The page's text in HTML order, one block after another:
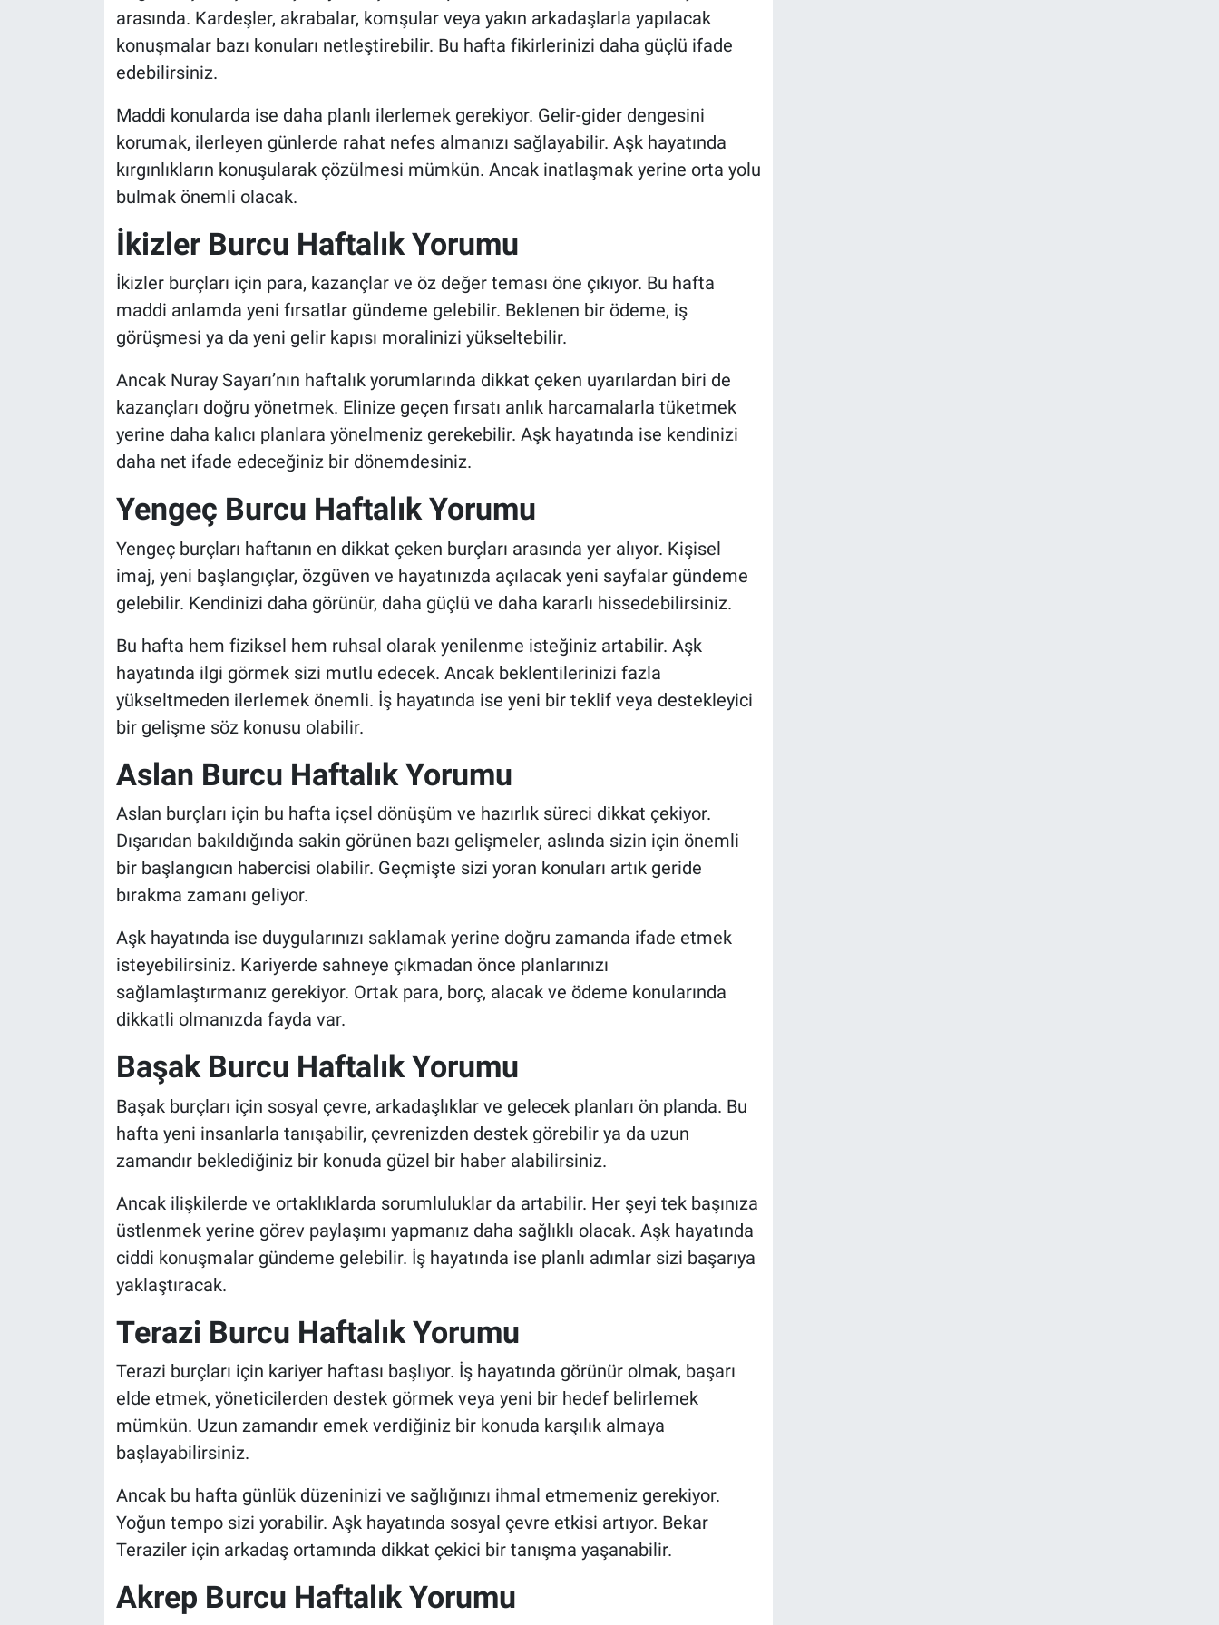
arasında. Kardeşler, akrabalar, komşular veya yakın arkadaşlarla yapılacak
konuşmalar bazı konuları netleştirebilir. Bu hafta fikirlerinizi daha güçlü ifade
edebilirsiniz.
Maddi konularda ise daha planlı ilerlemek gerekiyor. Gelir-gider dengesini
korumak, ilerleyen günlerde rahat nefes almanızı sağlayabilir. Aşk hayatında
kırgınlıkların konuşularak çözülmesi mümkün. Ancak inatlaşmak yerine orta yolu
bulmak önemli olacak.
İkizler Burcu Haftalık Yorumu
İkizler burçları için para, kazançlar ve öz değer teması öne çıkıyor. Bu hafta
maddi anlamda yeni fırsatlar gündeme gelebilir. Beklenen bir ödeme, iş
görüşmesi ya da yeni gelir kapısı moralinizi yükseltebilir.
Ancak Nuray Sayarı’nın haftalık yorumlarında dikkat çeken uyarılardan biri de
kazançları doğru yönetmek. Elinize geçen fırsatı anlık harcamalarla tüketmek
yerine daha kalıcı planlara yönelmeniz gerekebilir. Aşk hayatında ise kendinizi
daha net ifade edeceğiniz bir dönemdesiniz.
Yengeç Burcu Haftalık Yorumu
Yengeç burçları haftanın en dikkat çeken burçları arasında yer alıyor. Kişisel
imaj, yeni başlangıçlar, özgüven ve hayatınızda açılacak yeni sayfalar gündeme
gelebilir. Kendinizi daha görünür, daha güçlü ve daha kararlı hissedebilirsiniz.
Bu hafta hem fiziksel hem ruhsal olarak yenilenme isteğiniz artabilir. Aşk
hayatında ilgi görmek sizi mutlu edecek. Ancak beklentilerinizi fazla
yükseltmeden ilerlemek önemli. İş hayatında ise yeni bir teklif veya destekleyici
bir gelişme söz konusu olabilir.
Aslan Burcu Haftalık Yorumu
Aslan burçları için bu hafta içsel dönüşüm ve hazırlık süreci dikkat çekiyor.
Dışarıdan bakıldığında sakin görünen bazı gelişmeler, aslında sizin için önemli
bir başlangıcın habercisi olabilir. Geçmişte sizi yoran konuları artık geride
bırakma zamanı geliyor.
Aşk hayatında ise duygularınızı saklamak yerine doğru zamanda ifade etmek
isteyebilirsiniz. Kariyerde sahneye çıkmadan önce planlarınızı
sağlamlaştırmanız gerekiyor. Ortak para, borç, alacak ve ödeme konularında
dikkatli olmanızda fayda var.
Başak Burcu Haftalık Yorumu
Başak burçları için sosyal çevre, arkadaşlıklar ve gelecek planları ön planda. Bu
hafta yeni insanlarla tanışabilir, çevrenizden destek görebilir ya da uzun
zamandır beklediğiniz bir konuda güzel bir haber alabilirsiniz.
Ancak ilişkilerde ve ortaklıklarda sorumluluklar da artabilir. Her şeyi tek başınıza
üstlenmek yerine görev paylaşımı yapmanız daha sağlıklı olacak. Aşk hayatında
ciddi konuşmalar gündeme gelebilir. İş hayatında ise planlı adımlar sizi başarıya
yaklaştıracak.
Terazi Burcu Haftalık Yorumu
Terazi burçları için kariyer haftası başlıyor. İş hayatında görünür olmak, başarı
elde etmek, yöneticilerden destek görmek veya yeni bir hedef belirlemek
mümkün. Uzun zamandır emek verdiğiniz bir konuda karşılık almaya
başlayabilirsiniz.
Ancak bu hafta günlük düzeninizi ve sağlığınızı ihmal etmemeniz gerekiyor.
Yoğun tempo sizi yorabilir. Aşk hayatında sosyal çevre etkisi artıyor. Bekar
Teraziler için arkadaş ortamında dikkat çekici bir tanışma yaşanabilir.
Akrep Burcu Haftalık Yorumu